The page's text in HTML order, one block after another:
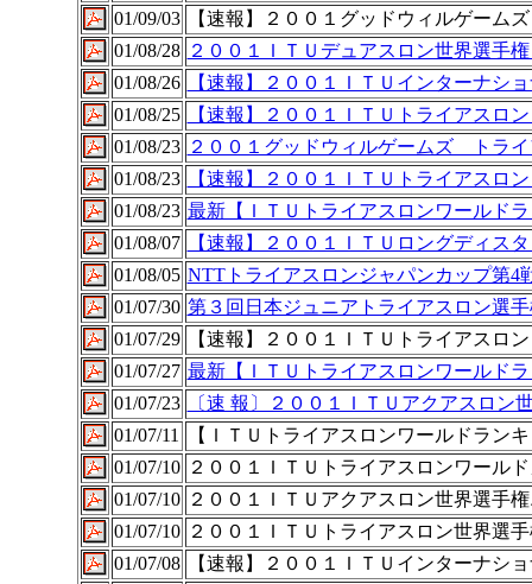
01/09/03
【速報】２００１グッドウィルゲーム
01/08/28
２００１ＩＴＵデュアスロン世界選手
01/08/26
【速報】２００１ＩＴＵインターナシ
01/08/25
【速報】２００１ＩＴＵトライアスロ
01/08/23
２００１グッドウィルゲームズ トラ
01/08/23
【速報】２００１ＩＴＵトライアスロ
01/08/23 最新【ＩＴＵトライアスロンワールド
01/08/07
【速報】２００１ＩＴＵロングディス
01/08/05 NTTトライアスロンジャパンカップ第4
01/07/30 第３回日本ジュニアトライアスロン選
01/07/29
【速報】２００１ＩＴＵトライアスロ
01/07/27 最新【ＩＴＵトライアスロンワールド
01/07/23
〔速 報〕２００１ＩＴＵアクアスロ
01/07/11
【ＩＴＵトライアスロンワールドラン
01/07/10
２００１ＩＴＵトライアスロンワール
01/07/10
２００１ＩＴＵアクアスロン世界選手
01/07/10
２００１ＩＴＵトライアスロン世界選
01/07/08
【速報】２００１ＩＴＵインターナシ